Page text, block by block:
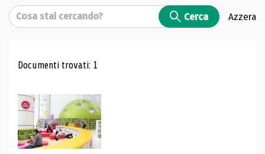
Cerca Cerca Azzera
Risultati di ricerca
Documenti trovati: 1